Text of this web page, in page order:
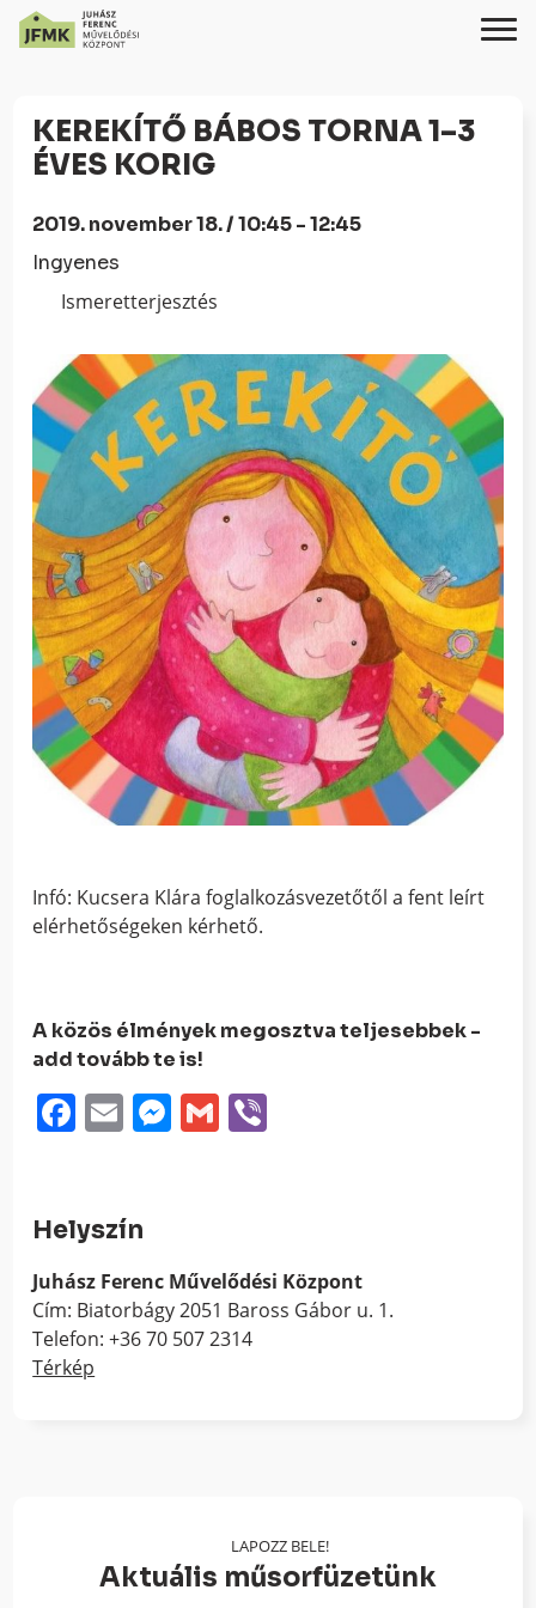
Content
navigációhoz
KEREKÍTŐ BÁBOS TORNA 1–3
ÉVES KORIG
2019. november 18. / 10:45 - 12:45
Ingyenes
Ismeretterjesztés
Infó: Kucsera Klára foglalkozásvezetőtől a fent leírt
elérhetőségeken kérhető.
A közös élmények megosztva teljesebbek -
add tovább te is!
Facebook
EmailMessenger
Gmail
Helyszín
Juhász Ferenc Művelődési Központ
Cím: Biatorbágy 2051 Baross Gábor u. 1.
Telefon: +36 70 507 2314
Térkép
LAPOZZ BELE!
Aktuális műsorfüzetünk